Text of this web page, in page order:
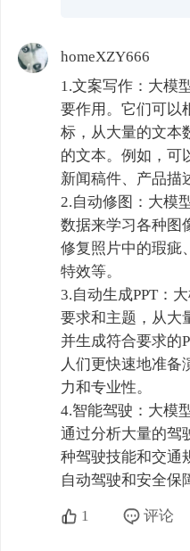
homeXZY666
1.文案写作：大模
要作用。它们可以
标，从大量的文本
的文本。例如，可
新闻稿件、产品描
2.自动修图：大模
数据来学习各种图
修复照片中的瑕疵
特效等。
3.自动生成PPT：
要求和主题，从大
并生成符合要求的
人们更快速地准备
力和专业性。
4.智能驾驶：大模
通过分析大量的驾
种驾驶技能和交通
自动驾驶和安全保
1 评论